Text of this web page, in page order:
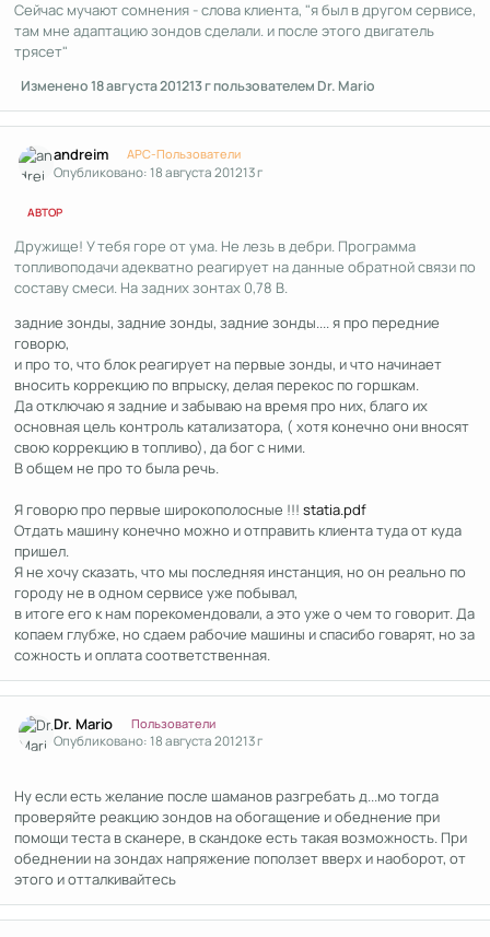
Сейчас мучают сомнения - слова клиента, "я был в другом сервисе,
там мне адаптацию зондов сделали. и после этого двигатель
трясет"
Изменено18 августа 201213 гпользователем Dr. Mario
andreim APC-Пользователи
Опубликовано:18 августа 201213 г
АВТОР
Дружище! У тебя горе от ума. Не лезь в дебри. Программа
топливоподачи адекватно реагирует на данные обратной связи по
составу смеси. На задних зонтах 0,78 В.
задние зонды, задние зонды, задние зонды.... я про передние
говорю,
и про то, что блок реагирует на первые зонды, и что начинает
вносить коррекцию по впрыску, делая перекос по горшкам.
Да отключаю я задние и забываю на время про них, благо их
основная цель контроль катализатора, ( хотя конечно они вносят
свою коррекцию в топливо), да бог с ними.
В общем не про то была речь.
Я говорю про первые широкополосные !!! statia.pdf
Отдать машину конечно можно и отправить клиента туда от куда
пришел.
Я не хочу сказать, что мы последняя инстанция, но он реально по
городу не в одном сервисе уже побывал,
в итоге его к нам порекомендовали, а это уже о чем то говорит. Да
копаем глубже, но сдаем рабочие машины и спасибо говарят, но за
сожность и оплата соответственная.
Dr. Mario Пользователи
Опубликовано:18 августа 201213 г
Ну если есть желание после шаманов разгребать д...мо тогда
проверяйте реакцию зондов на обогащение и обеднение при
помощи теста в сканере, в скандоке есть такая возможность. При
обеднении на зондах напряжение поползет вверх и наоборот, от
этого и отталкивайтесь